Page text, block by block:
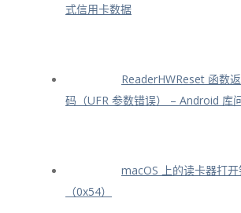
式信用卡数据
ReaderHWReset 函数
码（UFR 参数错误） – Android 库
macOS 上的读卡器打
（0x54）